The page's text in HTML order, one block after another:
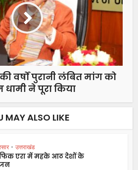
वर्षों पुरानी लंबित मांग को
धामी ने पूरा किया
MAY ALSO LIKE
• उत्तराखंड
एरा में महके आठ देशों के